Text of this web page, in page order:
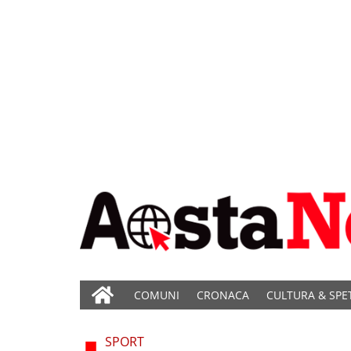
COMUNI CRONACA CULTURA &
SPORT